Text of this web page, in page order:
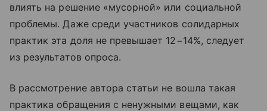
влиять на решение «мусорной» или социальной
проблемы. Даже среди участников солидарных
практик эта доля не превышает 12−14%, следует
из результатов опроса.
В рассмотрение автора статьи не вошла такая
практика обращения с ненужными вещами, как